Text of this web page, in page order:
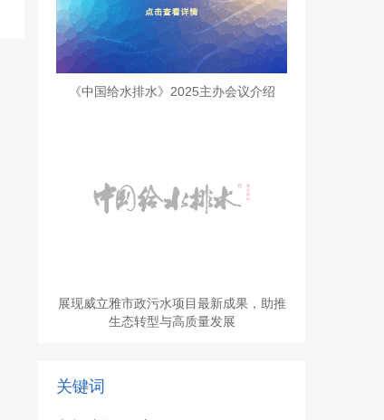
《中国给水排水》2025主办会议介绍
展现威立雅市政污水项目最新成果，助推
生态转型与高质量发展
关键词